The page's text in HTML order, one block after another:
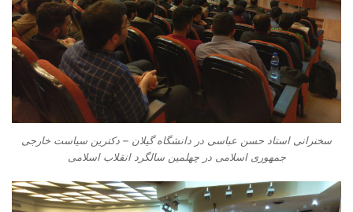
سخنرانی استاد حسن عباسی در دانشگاه گیلان – دکترین سیاست خارجی
جمهوری اسلامی در چهلمین سالگرد انقلاب اسلامی